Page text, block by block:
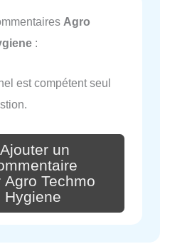
Agro
:
est compétent seul
Ajouter un
Agro Techmo
Hygiene